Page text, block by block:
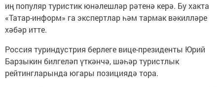
иң популяр туристик юнәлешләр рәтенә керә. Бу хакта
«Татар-информ» га экспертлар һәм тармак вәкилләре
хәбәр итте.
Россия туриндустрия берлеге вице-президенты Юрий
Барзыкин билгеләп үткәнчә, шәһәр туристлык
рейтингларында югары позициядә тора.